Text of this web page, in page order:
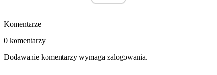
Komentarze
0 komentarzy
Dodawanie komentarzy wymaga zalogowania.